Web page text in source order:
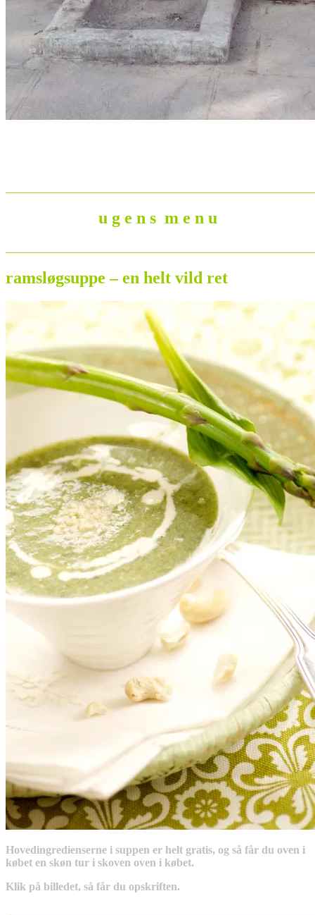
u g e n s m e n u
ramsløgsuppe – en helt vild ret
Hovedingredienserne i suppen er helt gratis, og så får du oven i
købet en skøn tur i skoven oven i købet.
Klik på billedet, så får du opskriften.